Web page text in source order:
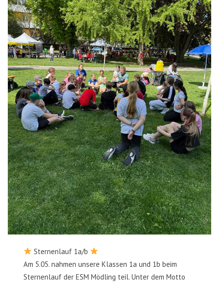
Sternenlauf 1a/b
Am 5.05. nahmen unsere Klassen 1a und 1b beim
Sternenlauf der ESM Mödling teil. Unter dem Motto